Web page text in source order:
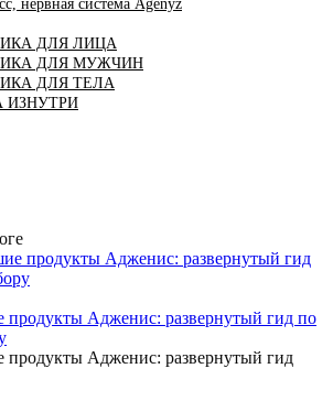
нервная система Agenyz
ДЛЯ ЛИЦА
ДЛЯ МУЖЧИН
ДЛЯ ТЕЛА
ИЗНУТРИ
продукты Адженис: развернутый гид по
продукты Адженис: развернутый гид